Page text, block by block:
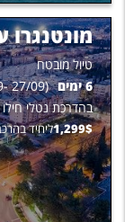
טיול מובטח
6ימים (
27/09
-
בהדרכת נטלי חילו
1,299$ ליחיד